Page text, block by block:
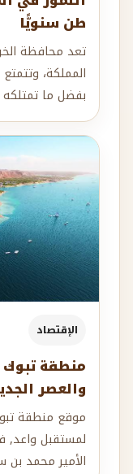
طن سنويًّا
تعد محافظة
المملكة،
بفضل ما
الإقتصاد
منطقة تبوك
والعصر
موقع منطقة
لمستقبل واعد,
الأمير محمد بن